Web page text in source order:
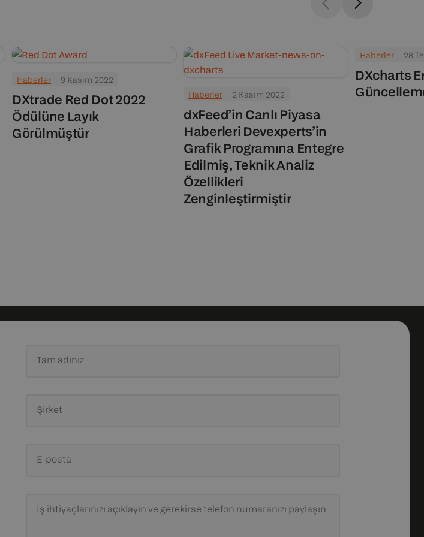
Haberler 9 Kasım 2022
DXtrade Red Dot 2022
Ödülüne Layık
Görülmüştür
Haberler 2 Kasım 2022
dxFeed’in Canlı Piyasa
Haberleri Devexperts’in
Grafik Programına Entegre
Edilmiş, Teknik Analiz
Özellikleri
Zenginleştirmiştir
Haberler 28
DXcharts
Tam adınız
Şirket
E-posta
İş ihtiyaçlarınızı açıklayın ve gerekirse telefon numaranızı paylaşın